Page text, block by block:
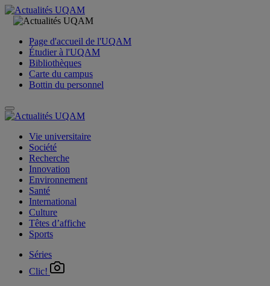
Page d'accueil de l'UQAM
Étudier à l'UQAM
Bibliothèques
Carte du campus
Bottin du personnel
Vie universitaire
Société
Recherche
Innovation
Environnement
Santé
International
Culture
Têtes d’affiche
Sports
Séries
Clic!